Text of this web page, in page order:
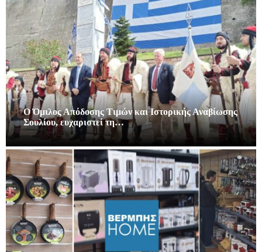
Ο Όμιλος Απόδοσης Τιμών και Ιστορικής Αναβίωσης
Σουλίου, ευχαριστεί τη…